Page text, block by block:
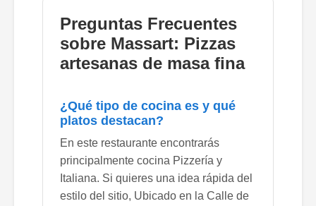
Preguntas Frecuentes
sobre Massart: Pizzas
artesanas de masa fina
¿Qué tipo de cocina es y qué
platos destacan?
En este restaurante encontrarás
principalmente cocina Pizzería y
Italiana. Si quieres una idea rápida del
estilo del sitio, Ubicado en la Calle de